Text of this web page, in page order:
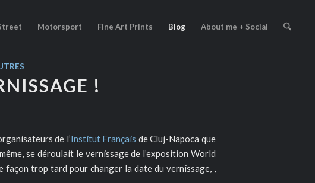
Motorsport Fine Art Prints Blog About me + Social
!
de l’Institut Français de Cluj-Napoca que
se déroulait le vernissage de l’exposition World
trop tard pour changer la date du vernissage, ,